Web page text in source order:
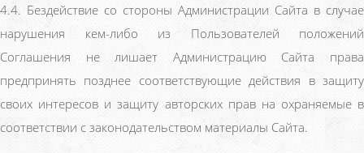
4.4. Бездействие со стороны Администрации Сайта в случае
нарушения кем-либо из Пользователей положений
Соглашения не лишает Администрацию Сайта права
предпринять позднее соответствующие действия в защиту
своих интересов и защиту авторских прав на охраняемые в
соответствии с законодательством материалы Сайта.